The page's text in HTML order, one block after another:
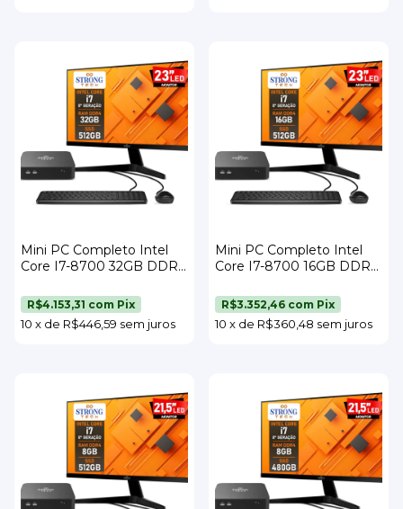
Mini PC Completo Intel
Core I7-8700 32GB DDR4
23" Teclado e Mouse
Strong Tech
10 x de R$446,59 sem juros
R$4.153,31 com Pix
Mini PC Completo Intel
Core I7-8700 16GB DDR4
23" Teclado e Mouse
Strong Tech
10 x de R$360,48 sem juros
R$3.352,46 com Pix